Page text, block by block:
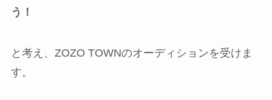
う！
と考え、ZOZO TOWNのオーディションを受けま
す。